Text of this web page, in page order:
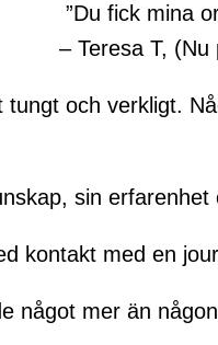
”Du fick mina
– Teresa T,
tungt och verkligt.
sin
kontakt med en
något mer än